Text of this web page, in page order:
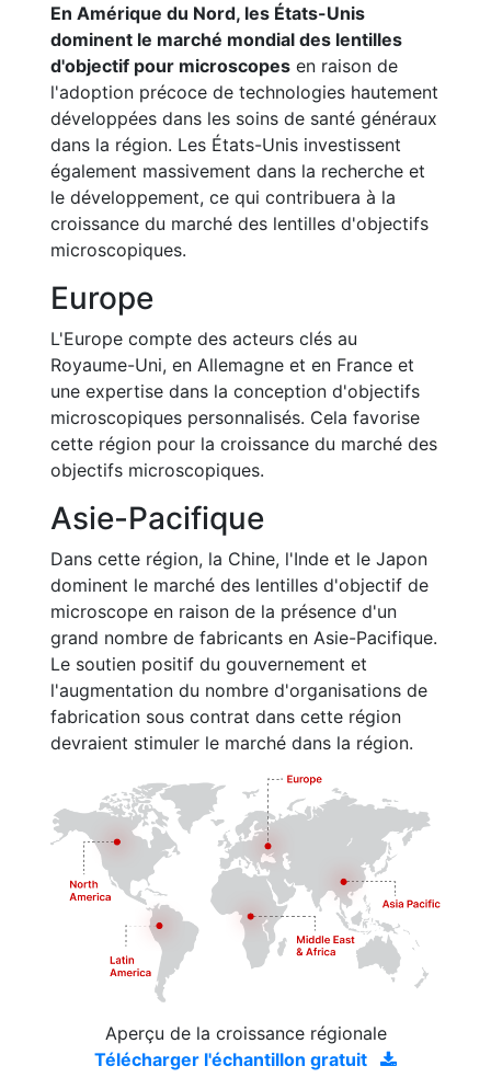
En Amérique du Nord, les États-Unis
dominent le marché mondial des lentilles
d'objectif pour microscopes en raison de
l'adoption précoce de technologies hautement
développées dans les soins de santé généraux
dans la région. Les États-Unis investissent
également massivement dans la recherche et
le développement, ce qui contribuera à la
croissance du marché des lentilles d'objectifs
microscopiques.
Europe
L'Europe compte des acteurs clés au
Royaume-Uni, en Allemagne et en France et
une expertise dans la conception d'objectifs
microscopiques personnalisés. Cela favorise
cette région pour la croissance du marché des
objectifs microscopiques.
Asie-Pacifique
Dans cette région, la Chine, l'Inde et le Japon
dominent le marché des lentilles d'objectif de
microscope en raison de la présence d'un
grand nombre de fabricants en Asie-Pacifique.
Le soutien positif du gouvernement et
l'augmentation du nombre d'organisations de
fabrication sous contrat dans cette région
devraient stimuler le marché dans la région.
Aperçu de la croissance régionale
Télécharger l'échantillon gratuit